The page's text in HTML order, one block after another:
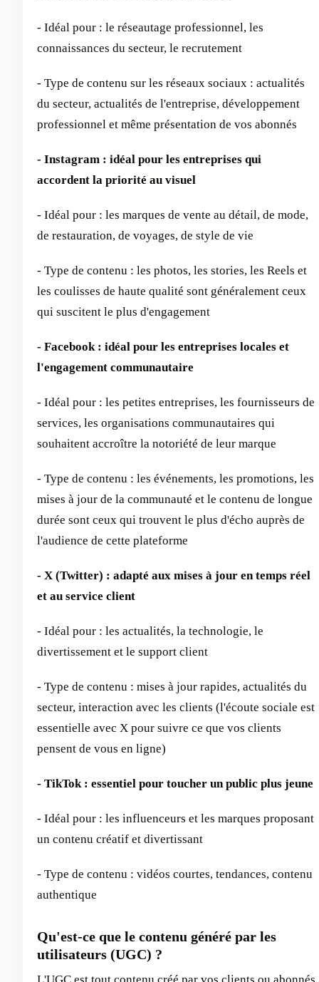
- Idéal pour : le réseautage professionnel, les
connaissances du secteur, le recrutement
- Type de contenu sur les réseaux sociaux : actualités
du secteur, actualités de l'entreprise, développement
professionnel et même présentation de vos abonnés
- Instagram : idéal pour les entreprises qui
accordent la priorité au visuel
- Idéal pour : les marques de vente au détail, de mode,
de restauration, de voyages, de style de vie
- Type de contenu : les photos, les stories, les Reels et
les coulisses de haute qualité sont généralement ceux
qui suscitent le plus d'engagement
- Facebook : idéal pour les entreprises locales et
l'engagement communautaire
- Idéal pour : les petites entreprises, les fournisseurs de
services, les organisations communautaires qui
souhaitent accroître la notoriété de leur marque
- Type de contenu : les événements, les promotions, les
mises à jour de la communauté et le contenu de longue
durée sont ceux qui trouvent le plus d'écho auprès de
l'audience de cette plateforme
- X (Twitter) : adapté aux mises à jour en temps réel
et au service client
- Idéal pour : les actualités, la technologie, le
divertissement et le support client
- Type de contenu : mises à jour rapides, actualités du
secteur, interaction avec les clients (l'écoute sociale est
essentielle avec X pour suivre ce que vos clients
pensent de vous en ligne)
- TikTok : essentiel pour toucher un public plus jeune
- Idéal pour : les influenceurs et les marques proposant
un contenu créatif et divertissant
- Type de contenu : vidéos courtes, tendances, contenu
authentique
Qu'est-ce que le contenu généré par les
utilisateurs (UGC) ?